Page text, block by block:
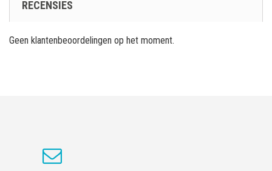
RECENSIES
Geen klantenbeoordelingen op het moment.